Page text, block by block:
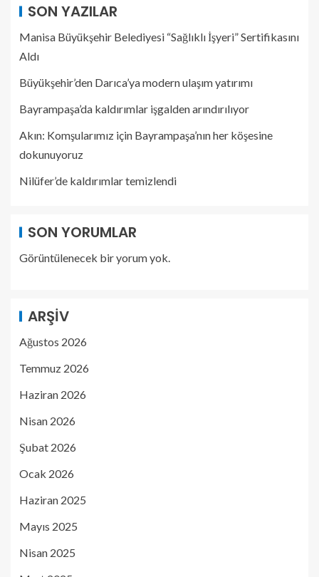
SON YAZILAR
Manisa Büyükşehir Belediyesi “Sağlıklı İşyeri” Sertifikasını
Aldı
Büyükşehir’den Darıca’ya modern ulaşım yatırımı
Bayrampaşa’da kaldırımlar işgalden arındırılıyor
Akın: Komşularımız için Bayrampaşa’nın her köşesine
dokunuyoruz
Nilüfer’de kaldırımlar temizlendi
SON YORUMLAR
Görüntülenecek bir yorum yok.
ARŞIV
Ağustos 2026
Temmuz 2026
Haziran 2026
Nisan 2026
Şubat 2026
Ocak 2026
Haziran 2025
Mayıs 2025
Nisan 2025